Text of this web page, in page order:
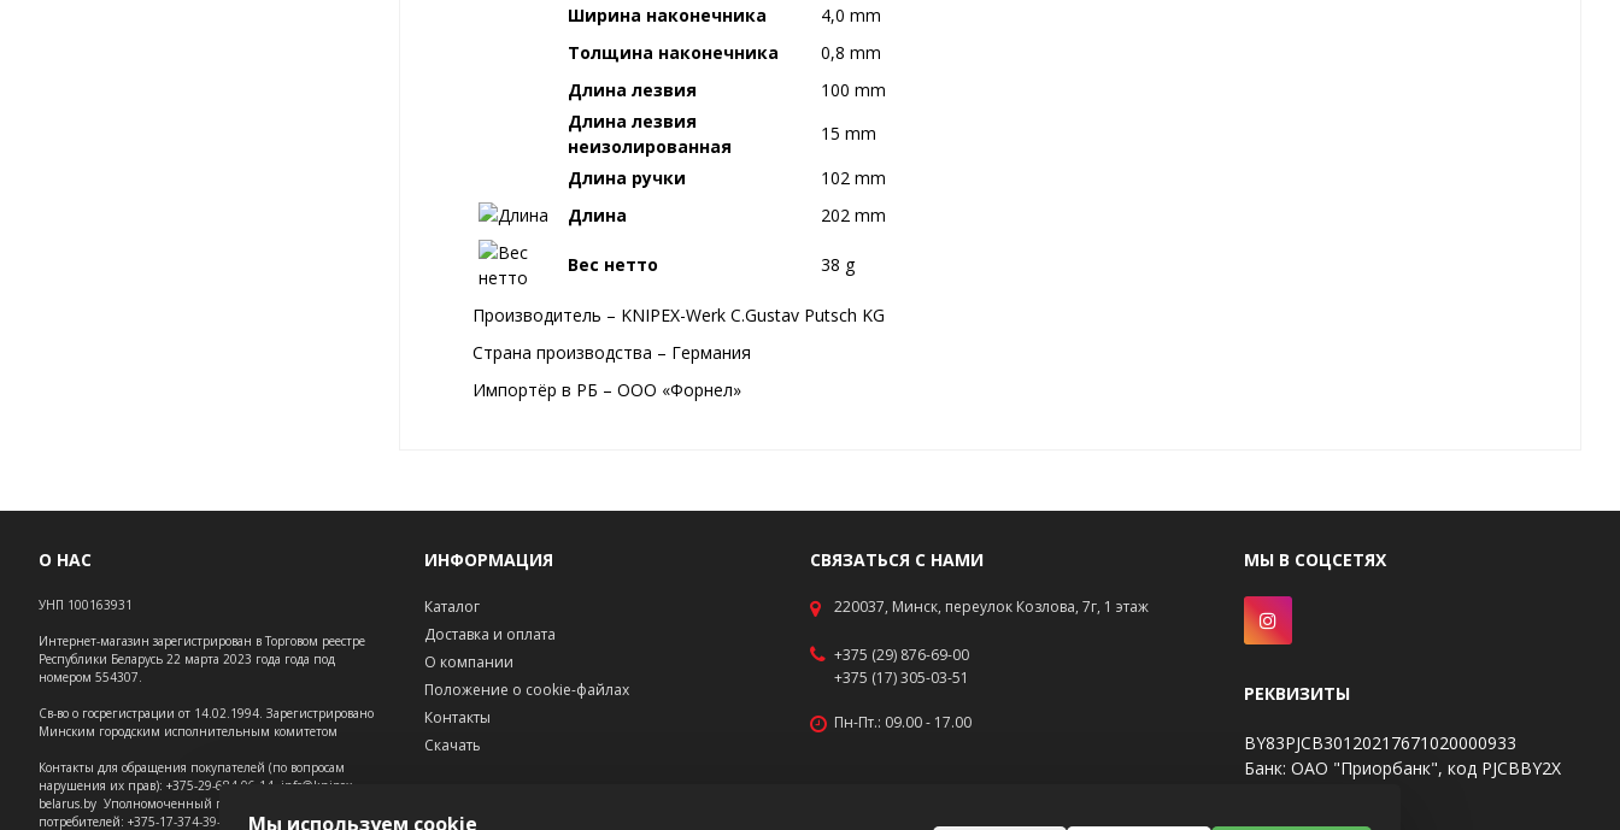
Ширина наконечника
4,0 mm
Толщина наконечника
0,8 mm
Длина лезвия
100 mm
Длина лезвия
неизолированная
15 mm
Длина ручки
102 mm
Длина
202 mm
Вес нетто 38 g
Производитель – KNIPEX-Werk C.Gustav Putsch KG
Страна производства – Германия
Импортёр в РБ – ООО «Форнел»
О НАС
УНП 100163931
Интернет-магазин зарегистрирован в Торговом реестре
Республики Беларусь 22 марта 2023 года года под
номером 554307.
Св-во о госрегистрации от 14.02.1994. Зарегистрировано
Минским городским исполнительным комитетом
Контакты для обращения покупателей (по вопросам
нарушения их прав): +375-29-684-06-14, info@knipex-
belarus.by Уполномоченный по защите прав
потребителей: +375-17-374-39-73 – администрация
ИНФОРМАЦИЯ
Каталог
Доставка и оплата
О компании
Положение о cookie-файлах
Контакты
Скачать
СВЯЗАТЬСЯ С НАМИ
220037, Минск, переулок Козлова, 7г, 1 этаж
+375 (29) 876-69-00
+375 (17) 305-03-51
Пн-Пт.: 09.00 - 17.00
МЫ В СОЦСЕТЯХ
РЕКВИЗИТЫ
BY83PJCB30120217671020000933
Банк: ОАО "Приорбанк", код PJCBBY2X
Мы используем cookie